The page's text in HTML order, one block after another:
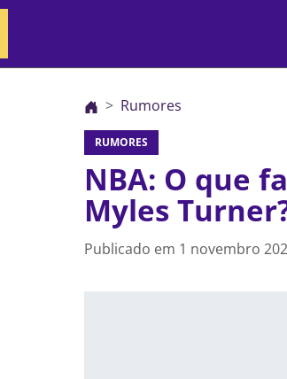
Rumores
RUMORES
NBA: O que
Myles
Publicado em 1 novembro